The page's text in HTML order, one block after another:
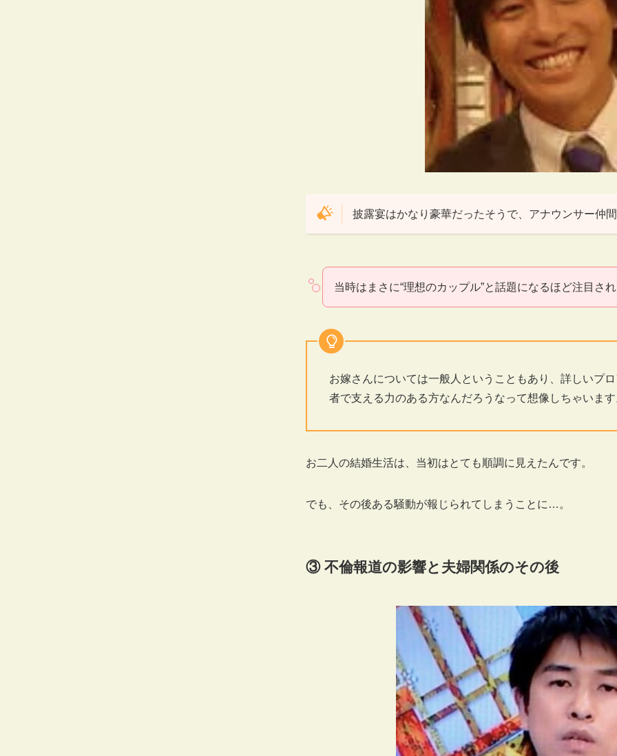
披露宴はかなり豪華だったそうで、アナウンサー仲
当時はまさに“理想のカップル”と話題になるほど注目さ
お嫁さんについては一般人ということもあり、詳しいプ
者で支える力のある方なんだろうなって想像しちゃいま
お二人の結婚生活は、当初はとても順調に見えたんです。
でも、その後ある騒動が報じられてしまうことに…。
③ 不倫報道の影響と夫婦関係のその後